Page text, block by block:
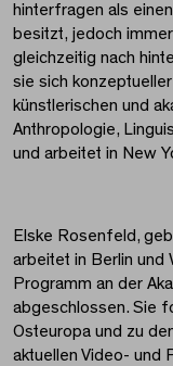
hinterfragen als
besitzt, jedoch
gleichzeitig nach
sie sich
künstlerischen und
Anthropologie,
und arbeitet in New
Elske Rosenfeld,
arbeitet in Berlin und
Programm an der
abgeschlossen. Sie
Osteuropa und zu
aktuellen Video- und